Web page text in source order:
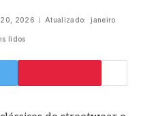
2026 Atualizado: janeiro
lidos